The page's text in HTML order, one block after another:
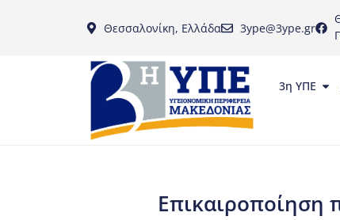
Θεσσαλονίκη, Ελλάδα 3ype@3ype.gr
3η ΥΠΕ
Επικαιροποίηση